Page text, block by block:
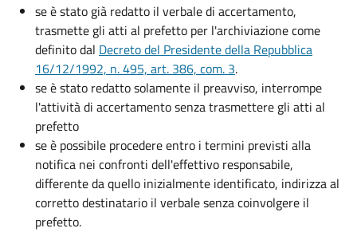
se è stato già redatto il verbale di accertamento,
trasmette gli atti al prefetto per l'archiviazione come
definito dal Decreto del Presidente della Repubblica
16/12/1992, n. 495, art. 386, com. 3.
se è stato redatto solamente il preavviso, interrompe
l'attività di accertamento senza trasmettere gli atti al
prefetto
se è possibile procedere entro i termini previsti alla
notifica nei confronti dell'effettivo responsabile,
differente da quello inizialmente identificato, indirizza al
corretto destinatario il verbale senza coinvolgere il
prefetto.